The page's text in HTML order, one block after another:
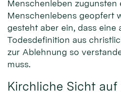
Menschenleben zugunsten
Menschenlebens geopfert
gesteht aber ein, dass eine
Todesdefinition aus
zur Ablehnung so
muss.
Kirchliche Sicht